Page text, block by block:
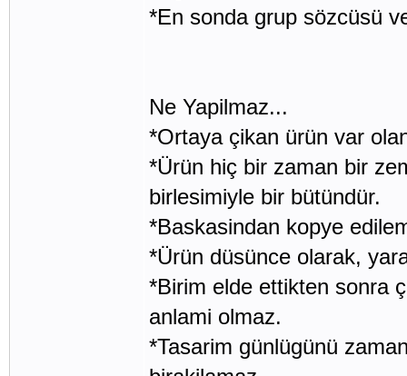
*En sonda grup sözcüsü
Ne Yapilmaz...
*Ortaya çikan ürün var
*Ürün hiç bir zaman bir
birlesimiyle bir bütündür.
*Baskasindan kopye
*Ürün düsünce olarak,
*Birim elde ettikten sonra
anlami olmaz.
*Tasarim günlügünü